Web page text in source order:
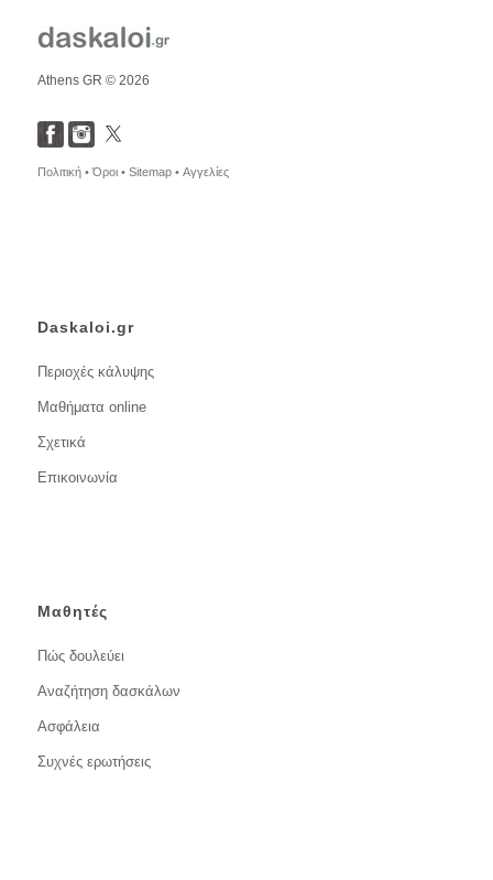
Athens GR © 2026
Πολιτική •Όροι • Sitemap • Αγγελίες
Daskaloi.gr
Περιοχές κάλυψης
Μαθήματα online
Σχετικά
Επικοινωνία
Μαθητές
Πώς δουλεύει
Αναζήτηση δασκάλων
Ασφάλεια
Συχνές ερωτήσεις